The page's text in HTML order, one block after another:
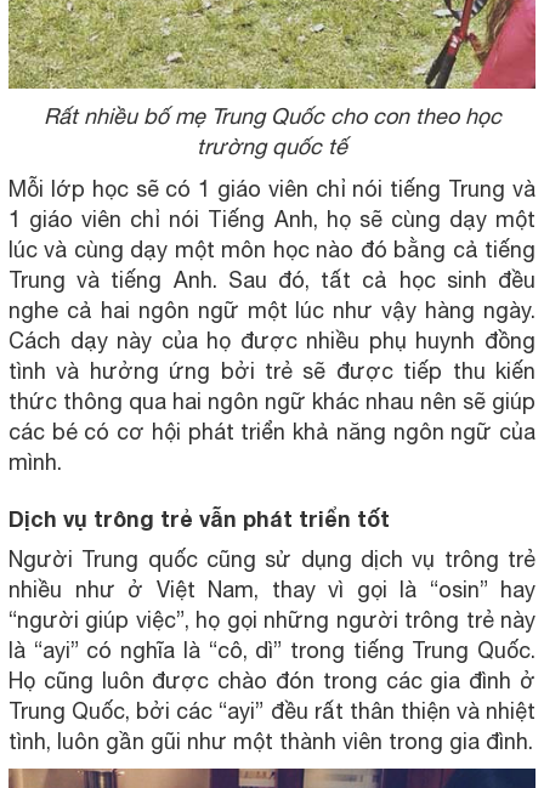
Rất nhiều bố mẹ Trung Quốc cho con theo học
trường quốc tế
Mỗi lớp học sẽ có 1 giáo viên chỉ nói tiếng Trung và
1 giáo viên chỉ nói Tiếng Anh, họ sẽ cùng dạy một
lúc và cùng dạy một môn học nào đó bằng cả tiếng
Trung và tiếng Anh. Sau đó, tất cả học sinh đều
nghe cả hai ngôn ngữ một lúc như vậy hàng ngày.
Cách dạy này của họ được nhiều phụ huynh đồng
tình và hưởng ứng bởi trẻ sẽ được tiếp thu kiến
thức thông qua hai ngôn ngữ khác nhau nên sẽ giúp
các bé có cơ hội phát triển khả năng ngôn ngữ của
mình.
Dịch vụ trông trẻ vẫn phát triển tốt
Người Trung quốc cũng sử dụng dịch vụ trông trẻ
nhiều như ở Việt Nam, thay vì gọi là “osin” hay
“người giúp việc”, họ gọi những người trông trẻ này
là “ayi” có nghĩa là “cô, dì” trong tiếng Trung Quốc.
Họ cũng luôn được chào đón trong các gia đình ở
Trung Quốc, bởi các “ayi” đều rất thân thiện và nhiệt
tình, luôn gần gũi như một thành viên trong gia đình.